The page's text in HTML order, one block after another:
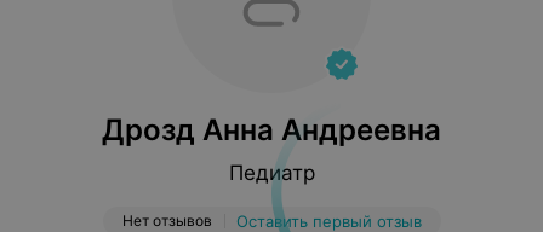
Дрозд Анна Андреевна
Педиатр
Нет отзывов Оставить первый отзыв